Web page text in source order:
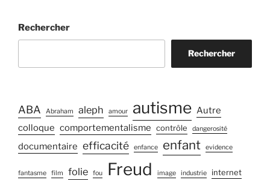
Rechercher
Rechercher
ABA Abraham aleph amour autisme Autre
colloque comportementalisme contrôle dangerosité
documentaire efficacité enfance enfant evidence
fantasme film folie fou Freud image industrie internet